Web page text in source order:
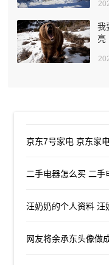
我
亮
京东7号家电 京东家
二手电器怎么买 二手
汪奶奶的个人资料 汪
网友将余承东头像做